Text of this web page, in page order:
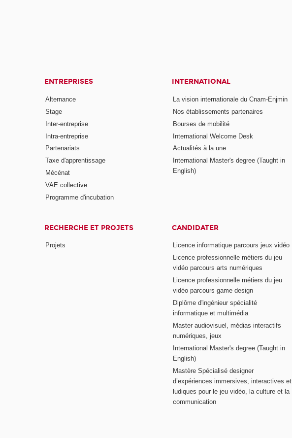
ENTREPRISES
Alternance
Stage
Inter-entreprise
Intra-entreprise
Partenariats
Taxe d'apprentissage
Mécénat
VAE collective
Programme d'incubation
INTERNATIONAL
La vision internationale du Cnam-Enjmin
Nos établissements partenaires
Bourses de mobilité
International Welcome Desk
Actualités à la une
International Master's degree (Taught in
English)
RECHERCHE ET PROJETS
Projets
CANDIDATER
Licence informatique parcours jeux vidéo
Licence professionnelle métiers du jeu
vidéo parcours arts numériques
Licence professionnelle métiers du jeu
vidéo parcours game design
Diplôme d'ingénieur spécialité
informatique et multimédia
Master audiovisuel, médias interactifs
numériques, jeux
International Master's degree (Taught in
English)
Mastère Spécialisé designer
d’expériences immersives, interactives et
ludiques pour le jeu vidéo, la culture et la
communication